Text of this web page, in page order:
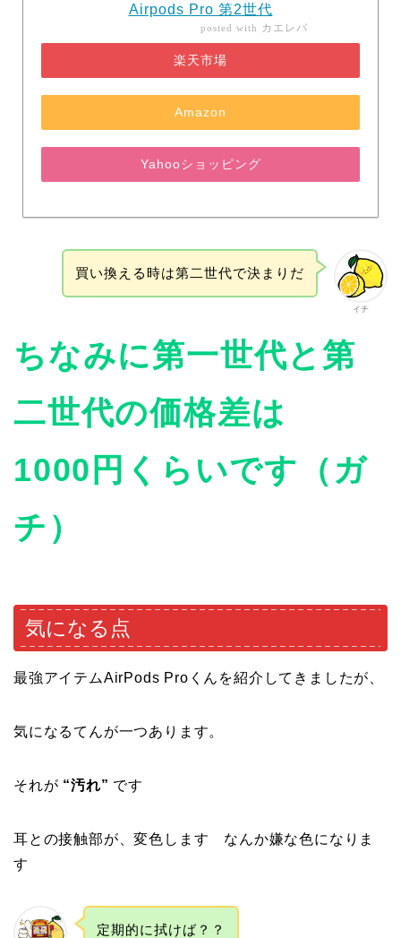
Airpods Pro 第2世代
posted with カエレバ
楽天市場
Amazon
Yahooショッピング
イチ
買い換える時は第二世代で決まりだ
ちなみに第一世代と第
二世代の価格差は
1000円くらいです（ガ
チ）
気になる点
最強アイテムAirPods Proくんを紹介してきましたが、
気になるてんが一つあります。
それが “汚れ” です
耳との接触部が、変色します なんか嫌な色になりま
す
定期的に拭けば？？